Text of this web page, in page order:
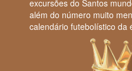
excursões do Santos
além do número muito
calendário futebolístico da